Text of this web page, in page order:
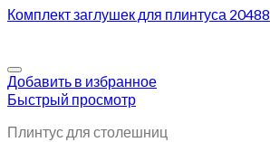
Комплект заглушек для плинтуса 20488
Добавить в избранное
Быстрый просмотр
Плинтус для столешниц